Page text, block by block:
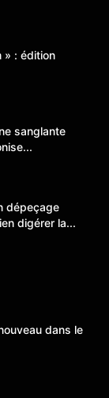
» : édition
sanglante
dépeçage
digérer la...
dans le